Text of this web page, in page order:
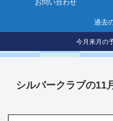
お問い合わせ
過去
今月来月の
シルバークラブの11